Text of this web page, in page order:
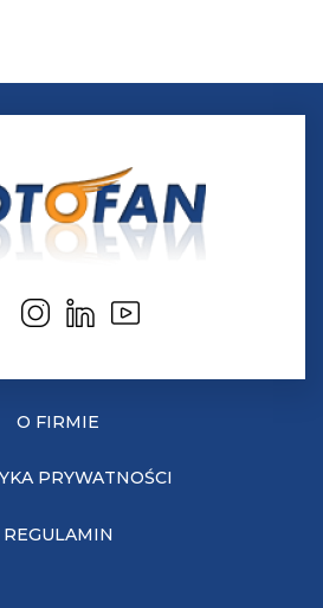
O FIRMIE
PRYWATNOŚCI
REGULAMIN